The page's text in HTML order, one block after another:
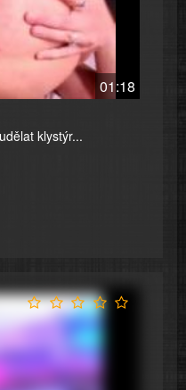
01:18
klystýr...